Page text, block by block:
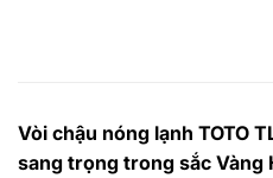
Vòi chậu nóng lạnh TOTO
sang trọng trong sắc Vàng